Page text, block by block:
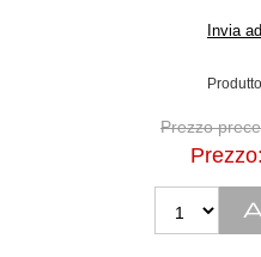
Prezzo
Prezzo: